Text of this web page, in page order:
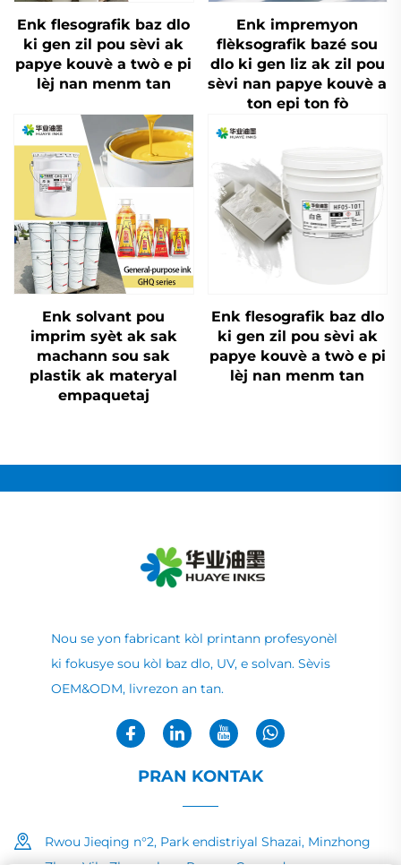
Enk flesografik baz dlo
ki gen zil pou sèvi ak
papye kouvè a twò e pi
lèj nan menm tan
Enk impremyon
flèksografik bazé sou
dlo ki gen liz ak zil pou
sèvi nan papye kouvè a
ton epi ton fò
Enk solvant pou
imprim syèt ak sak
machann sou sak
plastik ak materyal
empaquetaj
Enk flesografik baz dlo
ki gen zil pou sèvi ak
papye kouvè a twò e pi
lèj nan menm tan
Nou se yon fabricant kòl printann profesyonèl
ki fokusye sou kòl baz dlo, UV, e solvan. Sèvis
OEM&ODM, livrezon an tan.
PRAN KONTAK
Rwou Jieqing n°2, Park endistriyal Shazai, Minzhong